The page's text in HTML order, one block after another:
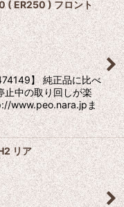
( ER250 ) フロント
】 純正品に比べ
止中の取り回しが楽
www.peo.nara.jpま
リア